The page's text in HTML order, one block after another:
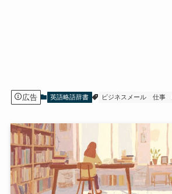
広告 英語略語辞書 ビジネスメール 仕事